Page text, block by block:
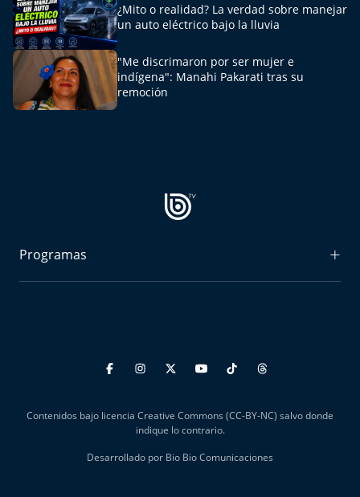
Agenda Propia
Chile, Historia de 30 años
Carrera a La Moneda
Reto Inmobiliario
¿Mito o realidad? La verdad sobre manejar
un auto eléctrico bajo la lluvia
"Me discrimaron por ser mujer e
indígena": Manahi Pakarati tras su
remoción
Programas
Podría Ser Peor
Entrevistas BioBioTV
Comentarios de Tomás Mosciatti
Contenidos bajo licencia Creative Commons (CC-BY-NC) salvo donde
indique lo contrario.
Desarrollado por Bio Bio Comunicaciones